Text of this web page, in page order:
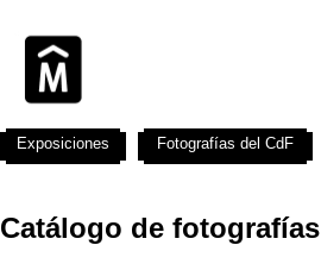
Catálogo de fotografías
Exposiciones Fotografías del CdF